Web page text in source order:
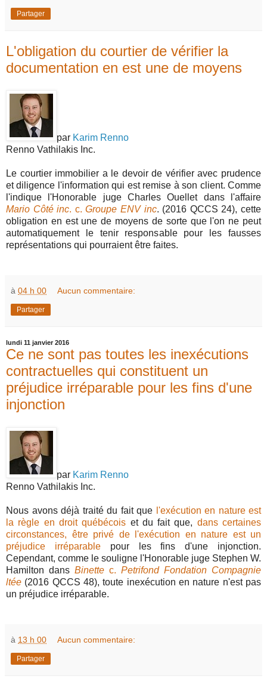
Partager
L'obligation du courtier de vérifier la
documentation en est une de moyens
par Karim Renno
Renno Vathilakis Inc.
Le courtier immobilier a le devoir de vérifier avec prudence
et diligence l'information qui est remise à son client. Comme
l'indique l'Honorable juge Charles Ouellet dans l'affaire
Mario Côté inc. c.Groupe ENV inc. (2016 QCCS 24), cette
obligation en est une de moyens de sorte que l'on ne peut
automatiquement le tenir responsable pour les fausses
représentations qui pourraient être faites.
à 04 h 00 Aucun commentaire:
Partager
lundi 11 janvier 2016
Ce ne sont pas toutes les inexécutions
contractuelles qui constituent un
préjudice irréparable pour les fins d'une
injonction
par Karim Renno
Renno Vathilakis Inc.
Nous avons déjà traité du fait que l'exécution en nature est
la règle en droit québécois et du fait que, dans certaines
circonstances, être privé de l'exécution en nature est un
préjudice irréparablepour les fins d'une injonction.
Cependant, comme le souligne l'Honorable juge Stephen W.
Hamilton dans Binette c. Petrifond Fondation Compagnie
ltée (2016 QCCS 48), toute inexécution en nature n'est pas
un préjudice irréparable.
à 13 h 00 Aucun commentaire:
Partager